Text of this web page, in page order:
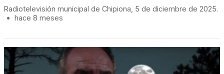
Radiotelevisión municipal de Chipiona, 5 de diciembre de 2025.
• hace 8 meses